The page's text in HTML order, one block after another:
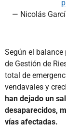
— Nicolás
Según el balance
de Gestión de
total de
vendavales y
han dejado un
desaparecidos,
vías afectadas.